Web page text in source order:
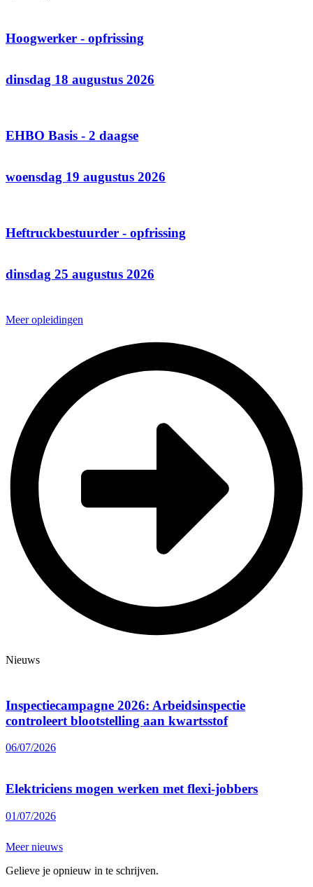
Hoogwerker - opfrissing
dinsdag 18 augustus 2026
EHBO Basis - 2 daagse
woensdag 19 augustus 2026
Heftruckbestuurder - opfrissing
dinsdag 25 augustus 2026
Meer opleidingen
Nieuws
Inspectiecampagne 2026: Arbeidsinspectie
controleert blootstelling aan kwartsstof
06/07/2026
Elektriciens mogen werken met flexi-jobbers
01/07/2026
Meer nieuws
Gelieve je opnieuw in te schrijven.